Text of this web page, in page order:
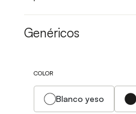
Genéricos
COLOR
Blanco yeso